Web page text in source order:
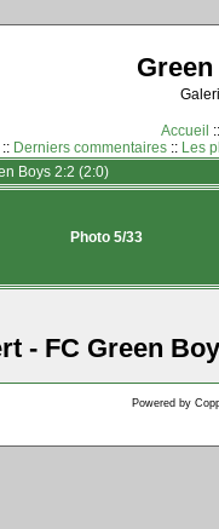
Accueil ::
:: Derniers commentaires :: Les
Boys 2:2 (2:0)
Photo 5/33
- FC Green
Powered by